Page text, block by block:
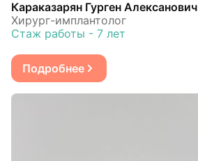
Караказарян Гурген Алексанович
Хирург-имплантолог
Стаж работы - 7 лет
Подробнее